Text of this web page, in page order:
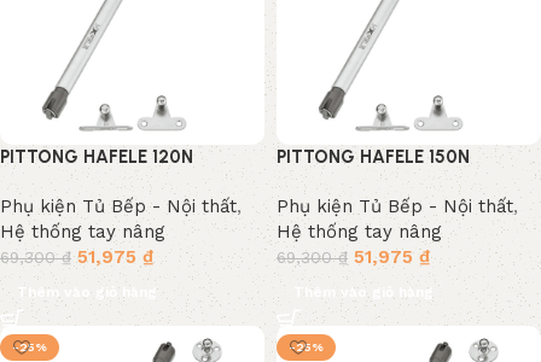
PITTONG HAFELE 120N
373.82.909
Phụ kiện Tủ Bếp - Nội thất,
Hệ thống tay nâng
69,300₫ 51,975 ₫
Thêm vào giỏ hàng
PITTONG HAFELE 150N
373.82.910
Phụ kiện Tủ Bếp - Nội thất,
Hệ thống tay nâng
69,300₫ 51,975 ₫
Thêm vào giỏ hàng
-25% -25%